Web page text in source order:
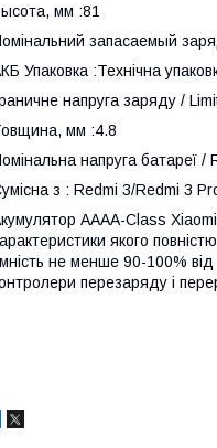
мм :81
запасаемый
Упаковка :Технічна
напруга заряду /
мм :4.8
напруга батареї /
з : Redmi 3/Redmi 3
AAAA-Class
якого
не менше 90-100% від
перезаряду і